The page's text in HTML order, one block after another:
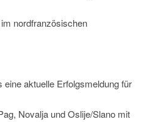
nordfranzösischen
aktuelle Erfolgsmeldung für
Novalja und Oslije/Slano mit